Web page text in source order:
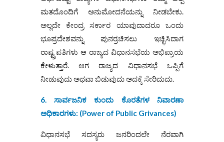
ಮತದೊಂದಿಗೆ ಅನುಮೋದನೆಯನ್ನು ನೀಡಬೇಕು.
ಅಲ್ಲದೇ ಕೇಂದ್ರ ಸರ್ಕಾರ ಯಾವುದಾದರೂ ಒಂದು
ಭೂಪ್ರದೇಶವನ್ನು ಪುನರ್ರಚಿಸಲು ಇಚ್ಛಿಸಿದಾಗ
ರಾಷ್ಟ್ರಪತಿಗಳು ಆ ರಾಜ್ಯದ ವಿಧಾನಸಭೆಯ ಅಭಿಪ್ರಾಯ
ಕೇಳುತ್ತಾರೆ. ಆಗ ರಾಜ್ಯದ ವಿಧಾನಸಭೆ ಒಪ್ಪಿಗೆ
ನೀಡುವುದು ಅಥವಾ ಬಿಡುವುದು ಅದಕ್ಕೆ ಸೇರಿದುದು.
6. ಸಾರ್ವಜನಿಕ ಕುಂದು ಕೊರತೆಗಳ ನಿವಾರಣಾ
ಅಧಿಕಾರಗಳು: (Power of Public Grivances)
ವಿಧಾನಸಭೆ ಸದಸ್ಯರು ಜನರಿಂದಲೇ ನೆರವಾಗಿ